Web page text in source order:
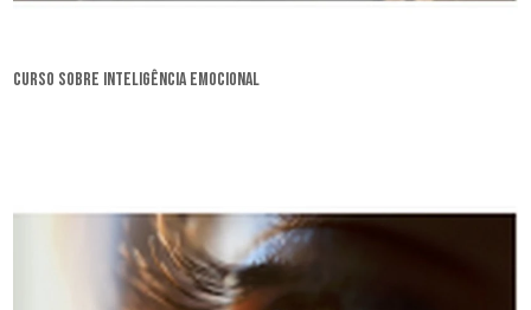
curso sobre inteligência emocional